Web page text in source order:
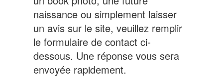
naissance ou simplement laisser
un avis sur le site, veuillez remplir
le formulaire de contact ci-
dessous. Une réponse vous sera
envoyée rapidement.